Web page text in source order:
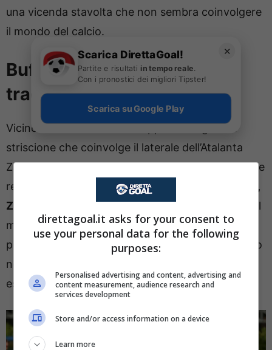
una vicenda stavolta che non sembra coinvolgere
il mondo del calcio.
Bufera in casa Atalanta, il
tradimento fa discutere
Vicino al Colosseo è stato appeso il seguente
striscione che coinvolge il laterale dell’Atalanta
Zalewski. Parole dure e anche piuttosto chiare che
recitano: “
Che fossi uno spione lo sapevamo già,
Zalewski tradire un amico si chiama infamità”
e il
messaggio è chiaramente riferito al giocatore di
proprietà del club nerazzurro. Ma stavolta il calcio
non c’entra e parliamo di una vicenda che appare
esterna al mondo del calcio e piuttosto netta.
✕
Scarica DirettaGoal!
Partite e risultati in tempo reale.
Con i pronostici dei migliori Tipster!
Scarica su Google Play
direttagoal.it asks for your consent to
use your personal data for the following
purposes:
Personalised advertising and content, advertising and
content measurement, audience research and
services development
Store and/or access information on a device
Learn more